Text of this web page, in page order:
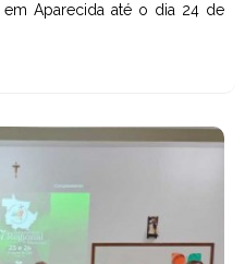
Aparecida até o dia 24 de